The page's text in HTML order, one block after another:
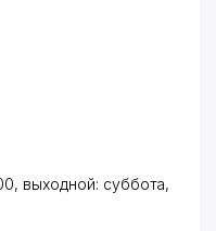
выходной: суббота,